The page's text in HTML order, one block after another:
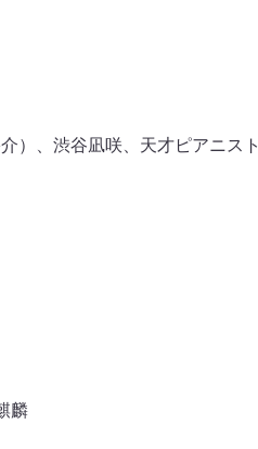
）、渋谷凪咲、天才ピアニスト
麟